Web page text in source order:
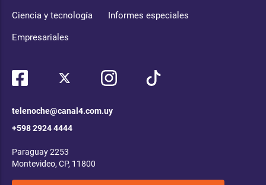
Ciencia y tecnología Informes especiales
Empresariales
telenoche@canal4.com.uy
+598 2924 4444
Paraguay 2253
Montevideo, CP, 11800